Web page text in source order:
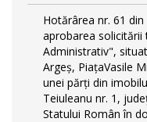
Hotărârea nr. 61
aprobarea
Administrativ",
Argeș, PiațaVasile
unei părți din
Teiuleanu nr. 1,
Statului Român în